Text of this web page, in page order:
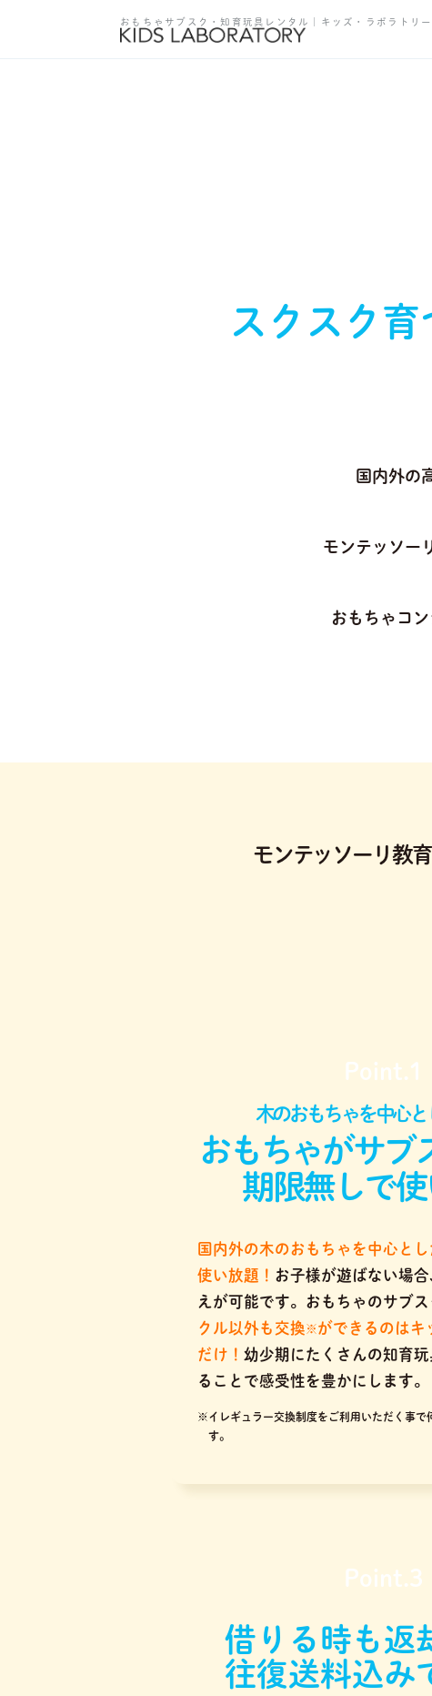
おもちゃサブスク・知育玩具レンタル｜キッズ・ラボラトリー
スクスク育
国内外の
モンテッソー
おもちゃコ
モンテッソーリ教
Point.1
木のおもちゃを中心
おもちゃがサブ
期限無しで
国内外の木のおもちゃを中心と
使い放題！ お子様が遊ばない場
えが可能です。おもちゃのサブス
クル以外も交換※ができるのはキ
だけ！ 幼少期にたくさんの知育
ることで感受性を豊かにします。
※イレギュラー交換制度をご利用いただく事で
す。
Point.3
借りる時も返
往復送料込